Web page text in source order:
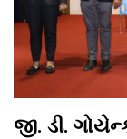
જી. ડી.